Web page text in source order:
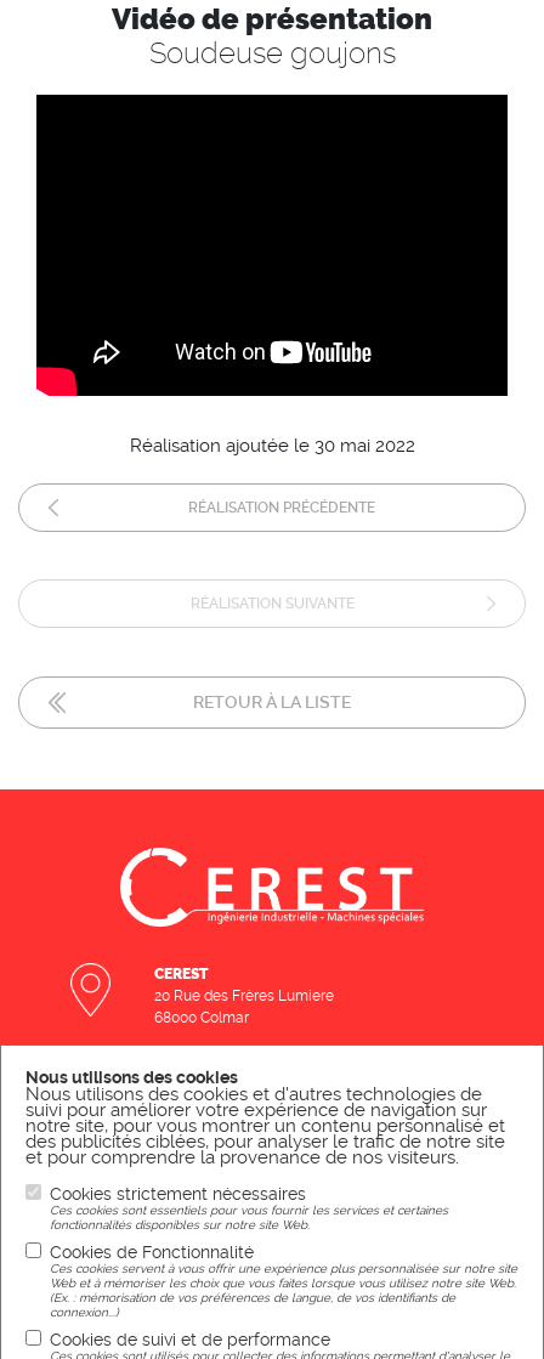
Vidéo de présentation
Soudeuse goujons
Réalisation ajoutée le 30 mai 2022
RÉALISATION PRÉCÉDENTE
RÉALISATION SUIVANTE
RETOUR À LA LISTE
CEREST
20 Rue des Frères Lumiere
68000 Colmar
NOUS CONTACTER PAR MAIL
NOUS ÉCRIRE
NOUS CONTACTER PAR TÉLÉPHONE
Nous utilisons des cookies
Nous utilisons des cookies et d'autres technologies de
suivi pour améliorer votre expérience de navigation sur
notre site, pour vous montrer un contenu personnalisé et
des publicités ciblées, pour analyser le trafic de notre site
et pour comprendre la provenance de nos visiteurs.
Cookies strictement nécessaires
Ces cookies sont essentiels pour vous fournir les services et certaines
fonctionnalités disponibles sur notre site Web.
Cookies de Fonctionnalité
Ces cookies servent à vous offrir une expérience plus personnalisée sur notre site
Web et à mémoriser les choix que vous faites lorsque vous utilisez notre site Web.
(Ex. : mémorisation de vos préférences de langue, de vos identifiants de
connexion...)
Cookies de suivi et de performance
Ces cookies sont utilisés pour collecter des informations permettant d'analyser le